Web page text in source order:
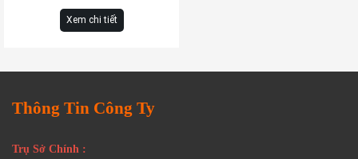
Xem chi tiết
Thông Tin Công Ty
Trụ Sở Chính :